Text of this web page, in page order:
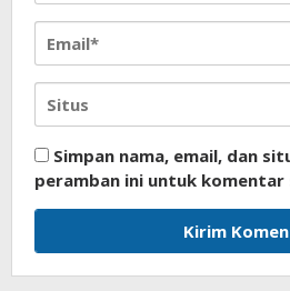
Simpan nama, email, dan
peramban ini untuk